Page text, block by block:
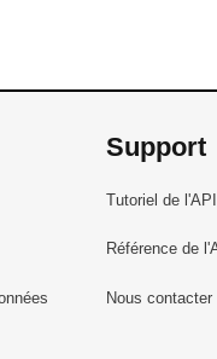
Support
Tutoriel de l'API
Référence de
Nous contacter